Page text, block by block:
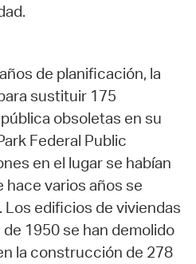
de planificación, la
sustituir 175
obsoletas en su
Federal Public
en el lugar se habían
varios años se
Los edificios de viviendas
1950 se han demolido
la construcción de 278